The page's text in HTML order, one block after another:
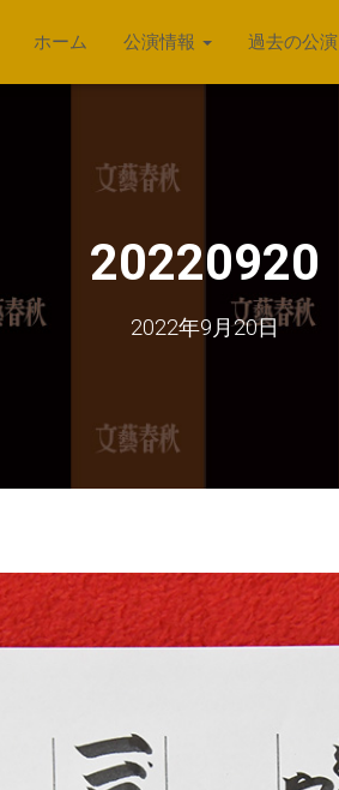
ホーム 公演情報 過去の公演
20220920
2022年9月20日